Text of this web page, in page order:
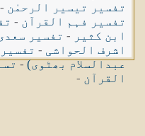
تفسیر تیسیر الرحمٰن -
تفسیر فہم القرآن -
ابن کثیر - تفسیر
اشرف الحواشی -
عبدالسلام بھٹوی)-
القرآن -